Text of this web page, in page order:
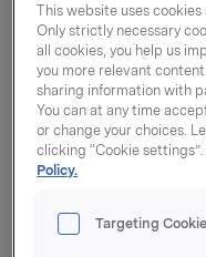
This website uses cookies
Only strictly necessary
all cookies, you help us
you more relevant
sharing information with
You can at any time
or change your choices.
clicking “Cookie
Policy.
Targeting